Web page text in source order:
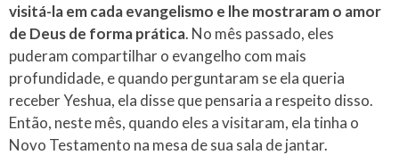
visitá-la em cada evangelismo e lhe mostraram o amor
de Deus de forma prática. No mês passado, eles
puderam compartilhar o evangelho com mais
profundidade, e quando perguntaram se ela queria
receber Yeshua, ela disse que pensaria a respeito disso.
Então, neste mês, quando eles a visitaram, ela tinha o
Novo Testamento na mesa de sua sala de jantar.